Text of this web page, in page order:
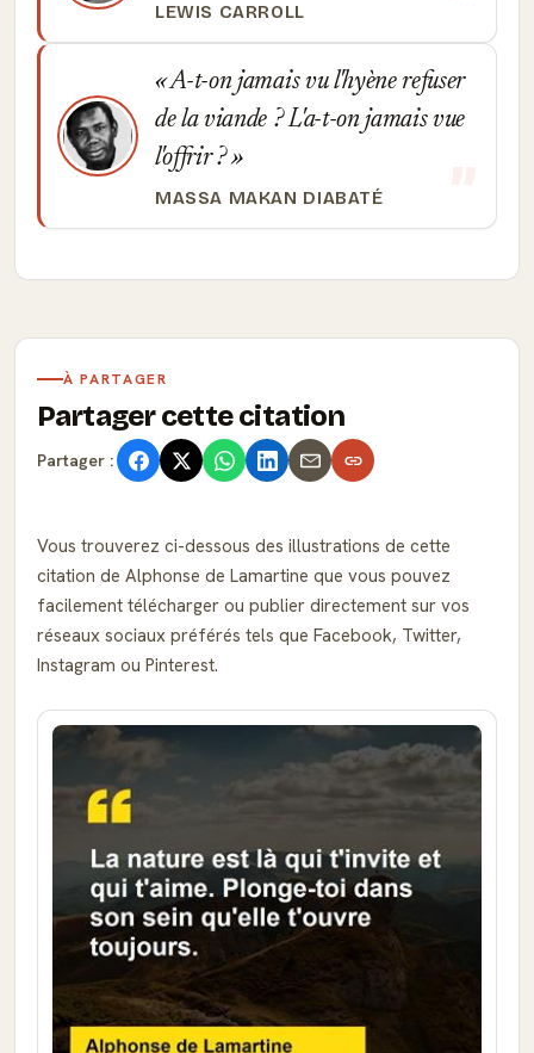
LEWIS CARROLL
A-t-on jamais vu l'hyène refuser
de la viande ? L'a-t-on jamais vue
l'offrir ?
MASSA MAKAN DIABATÉ
À PARTAGER
Partager cette citation
Partager :
Vous trouverez ci-dessous des illustrations de cette
citation de Alphonse de Lamartine que vous pouvez
facilement télécharger ou publier directement sur vos
réseaux sociaux préférés tels que Facebook, Twitter,
Instagram ou Pinterest.